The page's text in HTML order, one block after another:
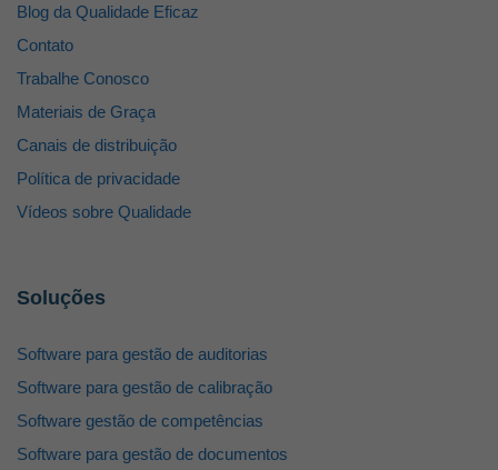
Blog da Qualidade Eficaz
Contato
Trabalhe Conosco
Materiais de Graça
Canais de distribuição
Política de privacidade
Vídeos sobre Qualidade
Soluções
Software para gestão de auditorias
Software para gestão de calibração
Software gestão de competências
Software para gestão de documentos